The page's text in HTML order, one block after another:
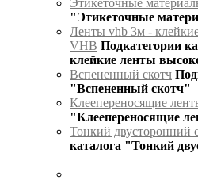
"Этикеточные
Ленты vhb 3м -
VHB Подкатегории
клейкие ленты
Вспененный скотч
"Вспененный скотч"
Клеепереносящие
"Клеепереносящие
Тонкий двусторонний
каталога "Тонкий